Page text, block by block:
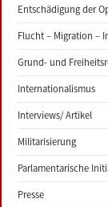
Entschädigung der
Flucht – Migration –
Grund- und
Internationalismus
Interviews/ Artikel
Militarisierung
Parlamentarische
Presse